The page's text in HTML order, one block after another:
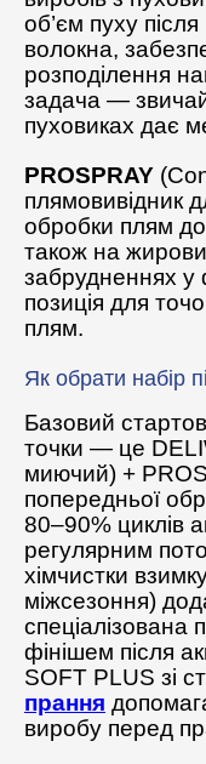
об’єм пуху
волокна,
розподілення
задача —
пуховиках дає
PROSPRAY
плямовивідник
обробки плям
також на
забрудненнях у
позиція для
плям.
Як обрати набір
Базовий
точки — це
миючий) +
попередньої
80–90% циклів
регулярним
хімчистки
міжсезоння)
спеціалізована
фінішем після
SOFT PLUS зі
прання
виробу перед